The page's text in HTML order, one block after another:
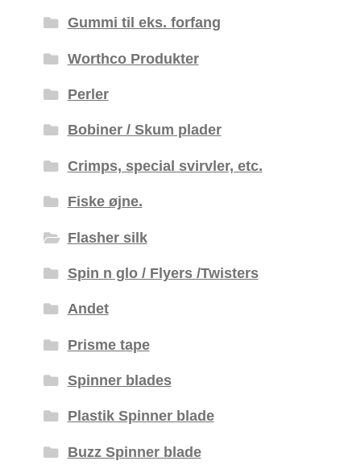
Gummi til eks. forfang
Worthco Produkter
Perler
Bobiner / Skum plader
Crimps, special svirvler, etc.
Fiske øjne.
Flasher silk
Spin n glo / Flyers /Twisters
Andet
Prisme tape
Spinner blades
Plastik Spinner blade
Buzz Spinner blade